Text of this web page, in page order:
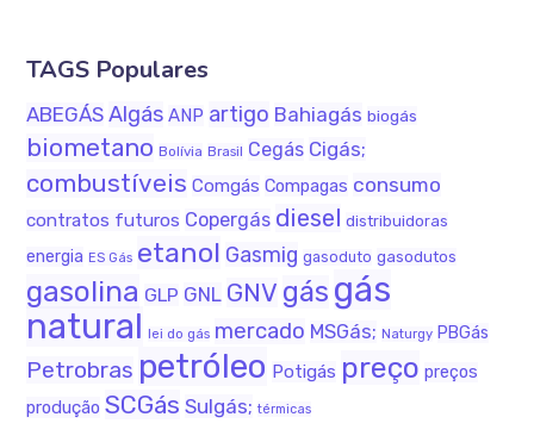
TAGS Populares
ABEGÁS Algás ANP artigo Bahiagás biogás
biometano Bolívia Brasil Cegás Cigás;
combustíveis Comgás Compagas consumo
contratos futuros Copergás diesel distribuidoras
energia ES Gás etanol Gasmig gasoduto gasodutos
gasolina GLP GNL GNV gás gás
natural lei do gás mercado MSGás; Naturgy PBGás
Petrobras petróleo Potigás preço preços
produção SCGás Sulgás; térmicas